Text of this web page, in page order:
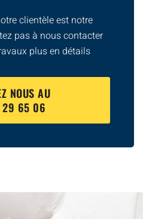
clientèle est notre
pas à nous contacter
plus en détails
NOUS AU
65 06